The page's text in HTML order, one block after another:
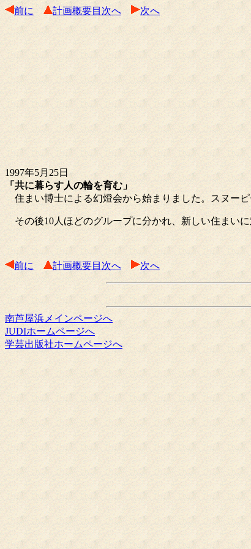
前に 計画概要目次へ 次へ
1997年5月25日
「共に暮らす人の輪を育む」
住まい博士による幻燈会から始まりました。スヌー
その後10人ほどのグループに分かれ、新しい住まい
前に 計画概要目次へ 次へ
南芦屋浜メインページへ
JUDIホームページへ
学芸出版社ホームページへ